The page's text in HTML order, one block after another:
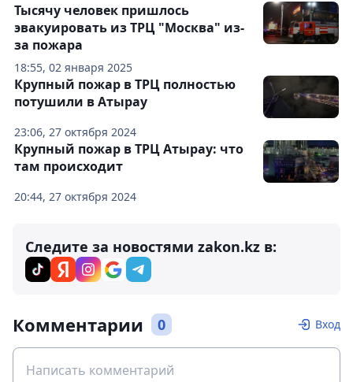
18:55, 02 января 2025
Тысячу человек пришлось
эвакуировать из ТРЦ "Москва" из-
за пожара
23:06, 27 октября 2024
Крупный пожар в ТРЦ полностью
потушили в Атырау
20:44, 27 октября 2024
Крупный пожар в ТРЦ Атырау: что
там происходит
Следите за новостями zakon.kz в:
Комментарии 0 Вход